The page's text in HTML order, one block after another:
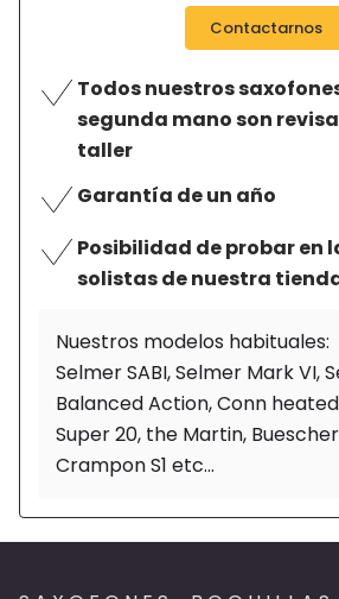
Contactarnos
Todos nuestros
segunda mano son
taller
Garantía de un año
Posibilidad de probar en
solistas de nuestra
Nuestros modelos habituales:
Selmer SABI, Selmer Mark VI,
Balanced Action, Conn heated
Super 20, the Martin,
Crampon S1 etc...